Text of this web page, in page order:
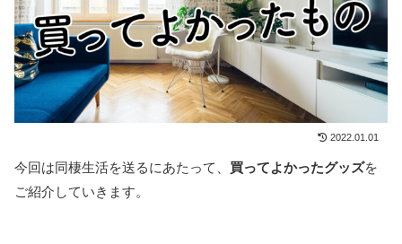
2022.01.01
今回は同棲生活を送るにあたって、 買ってよかったグッズを
ご紹介していきます。